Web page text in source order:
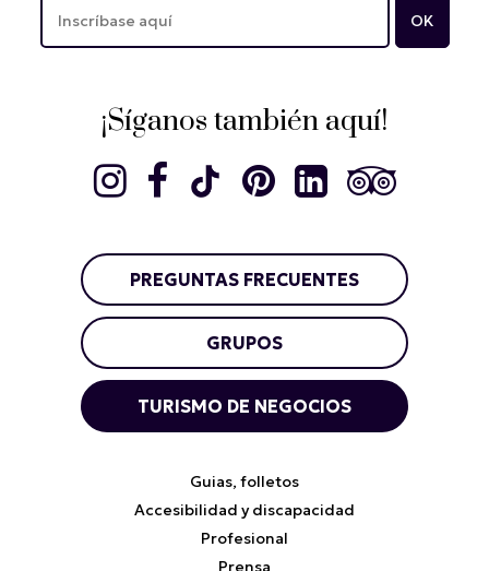
¡Síganos también aquí!
PREGUNTAS FRECUENTES
GRUPOS
TURISMO DE NEGOCIOS
Guias, folletos
Accesibilidad y discapacidad
Profesional
Prensa